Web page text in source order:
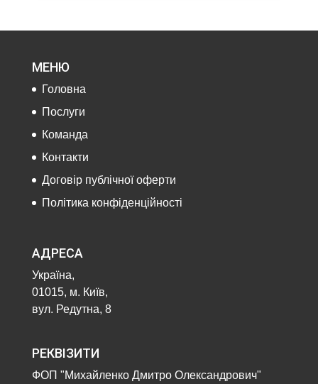
МЕНЮ
Головна
Послуги
Команда
Контакти
Договір публічної оферти
Політика конфіденційності
АДРЕСА
Україна,
01015, м. Київ,
вул. Редутна, 8
РЕКВІЗИТИ
ФОП "Михайленко Дмитро Олександрович"